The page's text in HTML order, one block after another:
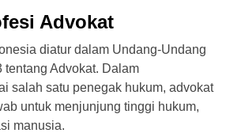
Advokat
diatur dalam Undang-Undang
tentang Advokat. Dalam
salah satu penegak hukum, advokat
untuk menjunjung tinggi hukum,
manusia.